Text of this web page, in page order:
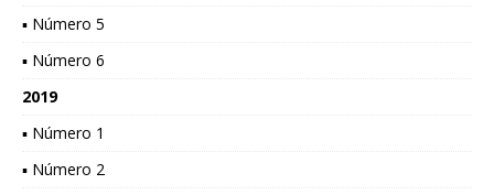
▪ Número 5
▪ Número 6
2019
▪ Número 1
▪ Número 2